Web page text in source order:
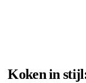
Koken in